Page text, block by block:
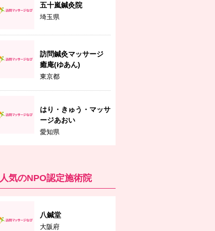
五十嵐鍼灸院
埼玉県
訪問鍼灸マッサージ
癒庵(ゆあん)
東京都
はり・きゅう・マッサ
ージあおい
愛知県
人気のNPO認定施術院
八鍼堂
大阪府